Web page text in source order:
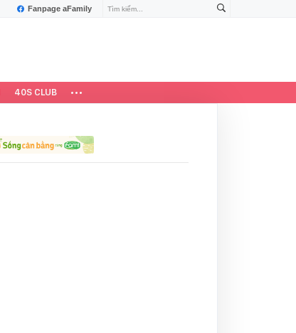
Fanpage aFamily
40S CLUB